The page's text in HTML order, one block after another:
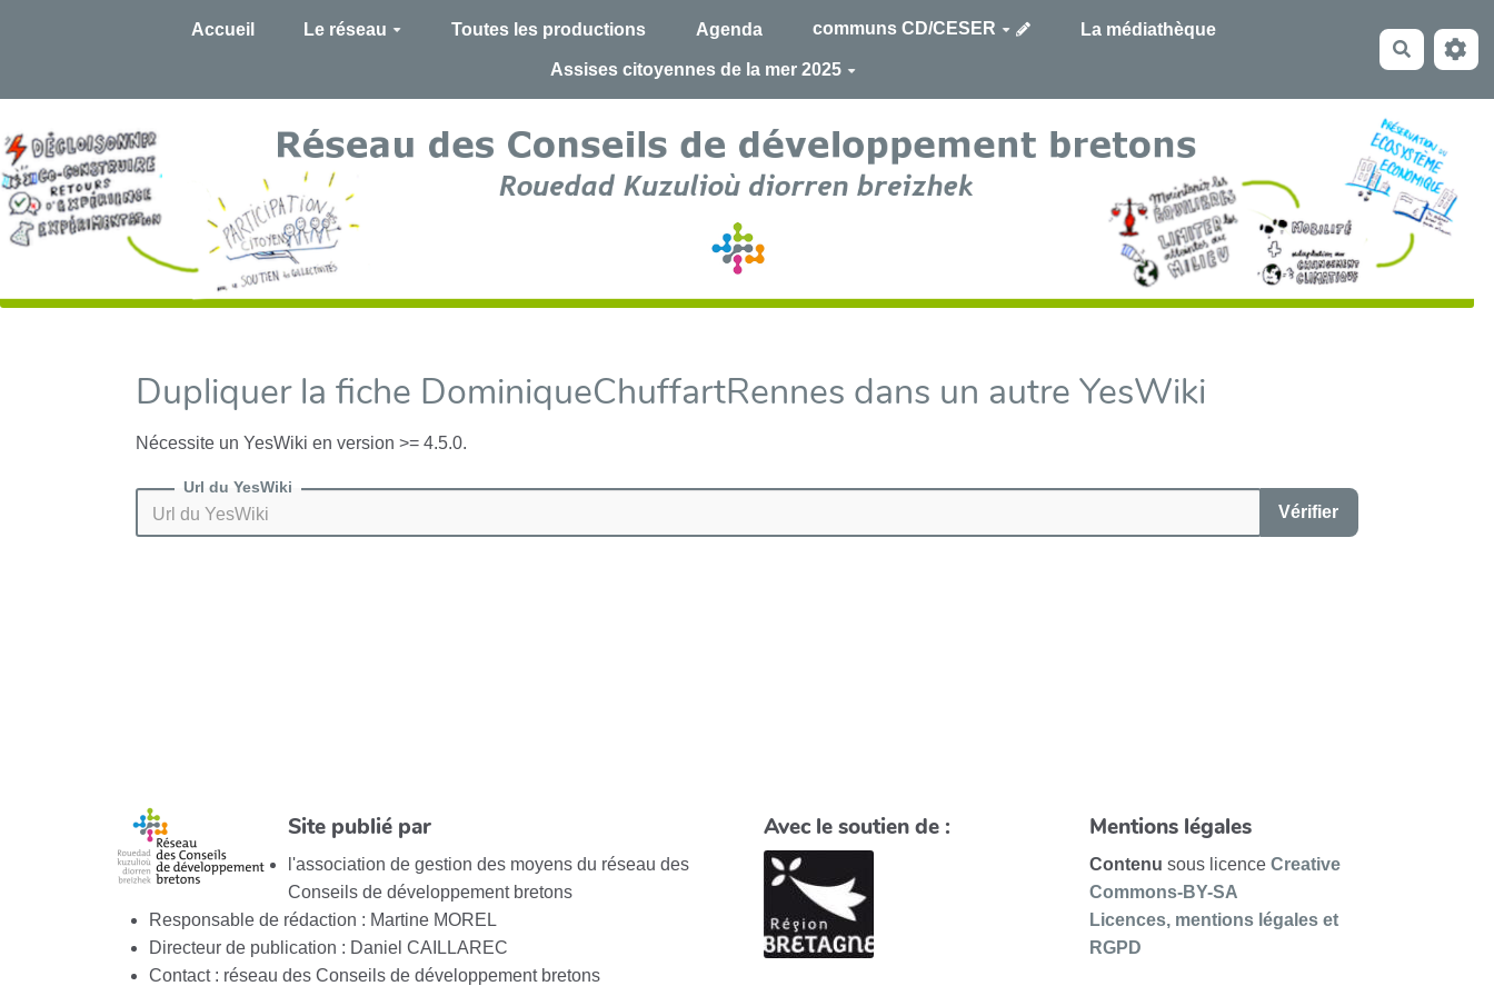
Accueil Le réseau Toutes les productions Agenda communs CD/CESER La médiathèque
Assises citoyennes de la mer 2025
Dupliquer la fiche DominiqueChuffartRennes dans un autre YesWiki
Nécessite un YesWiki en version >= 4.5.0.
Url du YesWiki
Vérifier
Site publié par
l'association de gestion des moyens du réseau des
Conseils de développement bretons
Responsable de rédaction : Martine MOREL
Directeur de publication : Daniel CAILLAREC
Contact : réseau des Conseils de développement bretons
Avec le soutien de : Mentions légales
Contenu sous licence Creative
Commons-BY-SA
Licences, mentions légales et
RGPD